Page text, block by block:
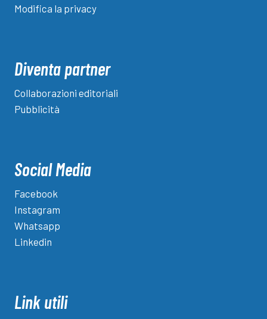
Modifica la privacy
Diventa partner
Collaborazioni editoriali
Pubblicità
Social Media
Facebook
Instagram
Whatsapp
Linkedin
Link utili